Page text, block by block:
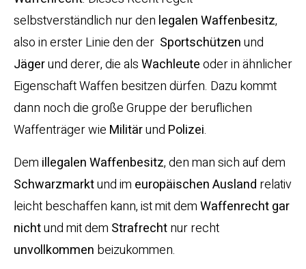
selbstverständlich nur den legalen Waffenbesitz,
also in erster Linie den der Sportschützenund
Jägerund derer, die alsWachleuteoder in ähnlicher
Eigenschaft Waffen besitzen dürfen. Dazu kommt
dann noch die große Gruppe der beruflichen
Waffenträger wie Militärund Polizei.
Dem illegalen Waffenbesitz, den man sich auf dem
Schwarzmarktund im europäischen Ausland relativ
leicht beschaffen kann, ist mit demWaffenrecht gar
nichtund mit dem Strafrechtnur recht
unvollkommen beizukommen.